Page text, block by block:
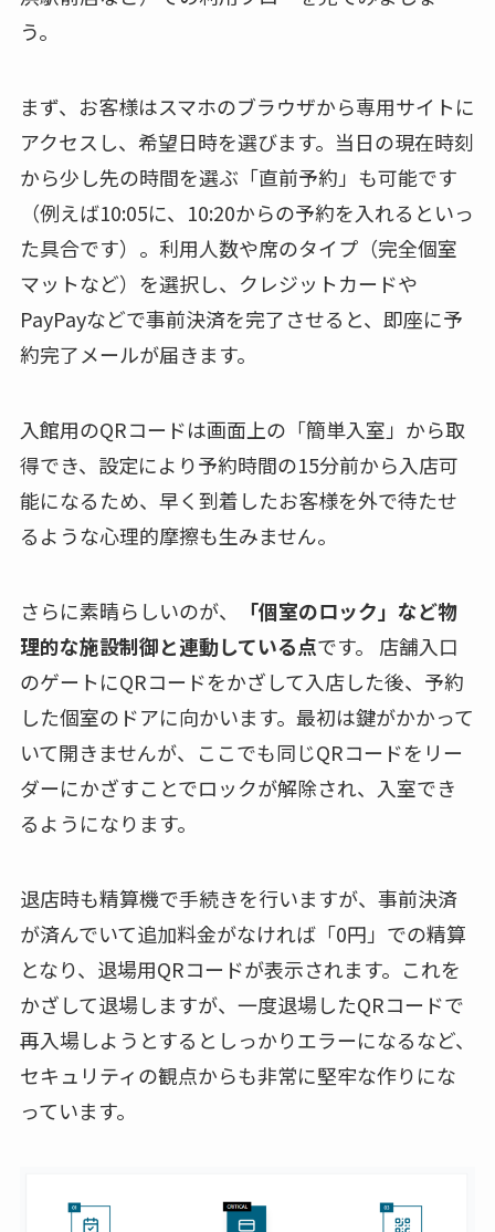
う。
まず、お客様はスマホのブラウザから専用サイトに
アクセスし、希望日時を選びます。当日の現在時刻
から少し先の時間を選ぶ「直前予約」も可能です
（例えば10:05に、10:20からの予約を入れるといっ
た具合です）。利用人数や席のタイプ（完全個室
マットなど）を選択し、クレジットカードや
PayPayなどで事前決済を完了させると、即座に予
約完了メールが届きます。
入館用のQRコードは画面上の「簡単入室」から取
得でき、設定により予約時間の15分前から入店可
能になるため、早く到着したお客様を外で待たせ
るような心理的摩擦も生みません。
さらに素晴らしいのが、
「個室のロック」など物
理的な施設制御と連動している点です。 店舗入口
のゲートにQRコードをかざして入店した後、予約
した個室のドアに向かいます。最初は鍵がかかって
いて開きませんが、ここでも同じQRコードをリー
ダーにかざすことでロックが解除され、入室でき
るようになります。
退店時も精算機で手続きを行いますが、事前決済
が済んでいて追加料金がなければ「0円」での精算
となり、退場用QRコードが表示されます。これを
かざして退場しますが、一度退場したQRコードで
再入場しようとするとしっかりエラーになるなど、
セキュリティの観点からも非常に堅牢な作りにな
っています。